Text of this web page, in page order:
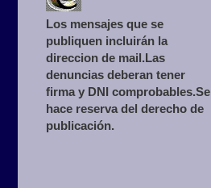
Los mensajes que se
publiquen incluirán la
direccion de mail.Las
denuncias deberan tener
firma y DNI comprobables.Se
hace reserva del derecho de
publicación.